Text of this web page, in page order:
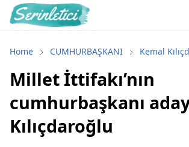
Home CUMHURBAŞKANI Kemal
Millet İttifakı’nın
cumhurbaşkanı
Kılıçdaroğlu